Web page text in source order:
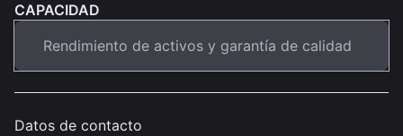
CAPACIDAD
Datos de contacto